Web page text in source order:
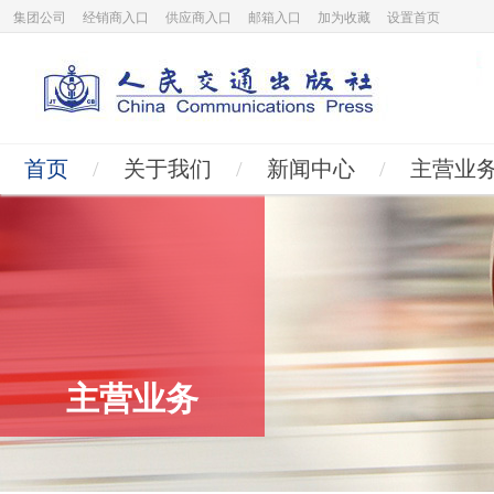
集团公司 经销商入口 供应商入口 邮箱入口 加为收藏 设置首页
首页 / 关于我们 / 新闻中心 / 主营业
主营业务